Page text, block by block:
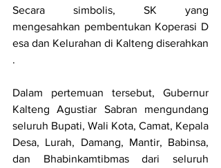
Secara simbolis, SK yang
mengesahkan pembentukan Koperasi D
esa dan Kelurahan di Kalteng diserahkan
.
Dalam pertemuan tersebut, Gubernur
Kalteng Agustiar Sabran mengundang
seluruh Bupati, Wali Kota, Camat, Kepala
Desa, Lurah, Damang, Mantir, Babinsa,
dan Bhabinkamtibmas dari seluruh